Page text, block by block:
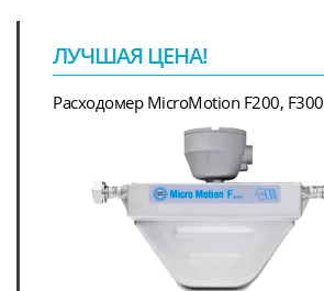
ЛУЧШАЯ ЦЕНА!
Расходомер MicroMotion F200, F300